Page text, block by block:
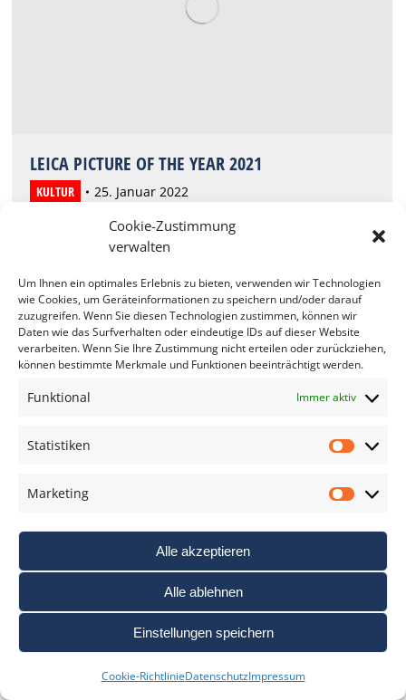
Cookie-Zustimmung
verwalten
Um Ihnen ein optimales Erlebnis zu bieten, verwenden wir Technologien
wie Cookies, um Geräteinformationen zu speichern und/oder darauf
zuzugreifen. Wenn Sie diesen Technologien zustimmen, können wir
Daten wie das Surfverhalten oder eindeutige IDs auf dieser Website
verarbeiten. Wenn Sie Ihre Zustimmung nicht erteilen oder zurückziehen,
können bestimmte Merkmale und Funktionen beeinträchtigt werden.
Funktional Immer aktiv
Statistiken
Marketing
Alle akzeptieren
Alle ablehnen
Einstellungen speichern
Cookie-RichtlinieDatenschutzImpressum
LEICA PICTURE OF THE YEAR 2021
KULTUR 25. Januar 2022
Erstmals initiieren die Leica Galerien International
das Leica Picture of the Year. Fotografiert hat es
Fame Award ausgezeichnet wurde. Das Motiv ist
in limitierter Edition und ausschließlich über die
Leica Galerien zu erwerben. Zum Verkauf steht es
ab Februar in einer Auflage von 75 Exemplaren
zum Preis von 1.800 Euro.
BEITRAG LESEN